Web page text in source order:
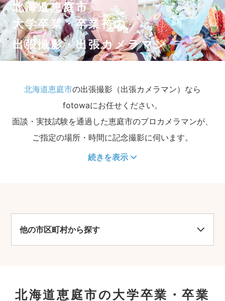
北海道恵庭市
大学卒業・卒業袴の
出張撮影・出張カメラマン
北海道恵庭市の出張撮影（出張カメラマン）なら
fotowaにお任せください。
面談・実技試験を通過した恵庭市のプロカメラマンが、
ご指定の場所・時間に記念撮影に伺います。
続きを表示
他の市区町村から探す
北海道恵庭市の大学卒業・卒業